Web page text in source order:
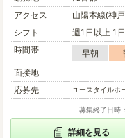
アクセス
山陽本線(神
シフト
週1日以上 1
時間帯
早朝
面接地
応募先
ユースタイルホ
募集終了日時
詳細を見る